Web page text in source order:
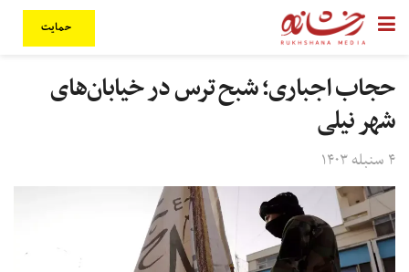
حمایت
حجاب اجباری؛ شبح ترس در خیابان‌های
شهر نیلی
۴ سنبله ۱۴۰۳